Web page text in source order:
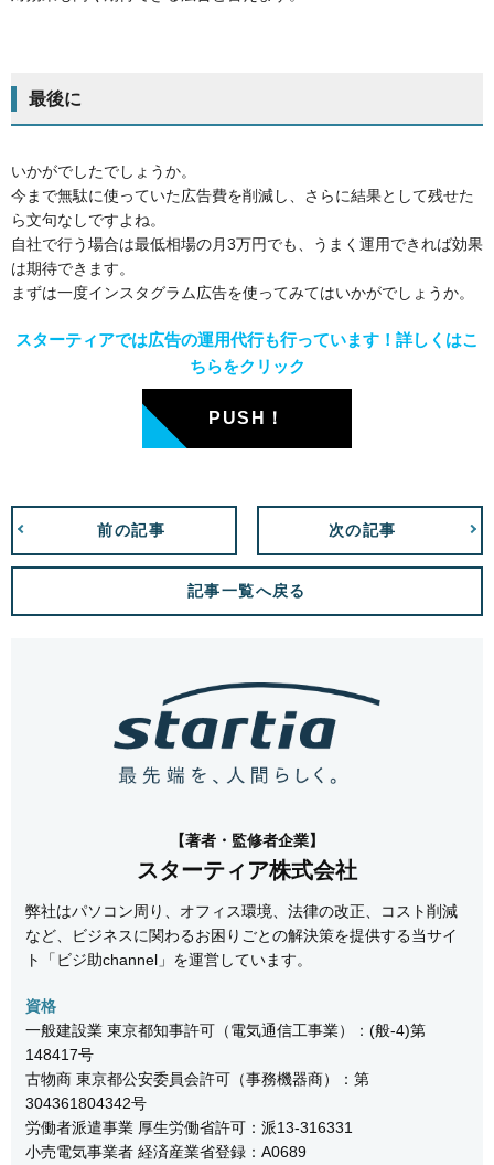
最後に
いかがでしたでしょうか。
今まで無駄に使っていた広告費を削減し、さらに結果として残せた
ら文句なしですよね。
自社で行う場合は最低相場の月3万円でも、うまく運用できれば効果
は期待できます。
まずは一度インスタグラム広告を使ってみてはいかがでしょうか。
スターティアでは広告の運用代行も行っています！詳しくはこ
ちらをクリック
PUSH！
前の記事
記事一覧へ戻る
次の記事
【著者・監修者企業】
スターティア株式会社
弊社はパソコン周り、オフィス環境、法律の改正、コスト削減
など、ビジネスに関わるお困りごとの解決策を提供する当サイ
ト「ビジ助channel」を運営しています。
資格
一般建設業 東京都知事許可（電気通信工事業）：(般-4)第
148417号
古物商 東京都公安委員会許可（事務機器商）：第
304361804342号
労働者派遣事業 厚生労働省許可：派13-316331
小売電気事業者 経済産業省登録：A0689